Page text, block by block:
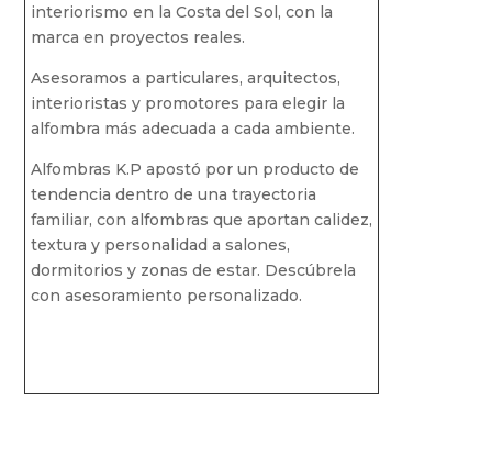
interiorismo en la Costa del Sol, con la
marca en proyectos reales.
Asesoramos a particulares, arquitectos,
interioristas y promotores para elegir la
alfombra más adecuada a cada ambiente.
Alfombras K.P apostó por un producto de
tendencia dentro de una trayectoria
familiar, con alfombras que aportan calidez,
textura y personalidad a salones,
dormitorios y zonas de estar. Descúbrela
con asesoramiento personalizado.